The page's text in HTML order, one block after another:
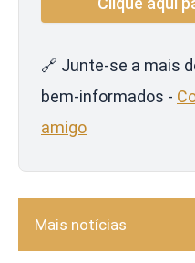
🔗 Junte-se a mais
bem-informados -
amigo
Mais notícias